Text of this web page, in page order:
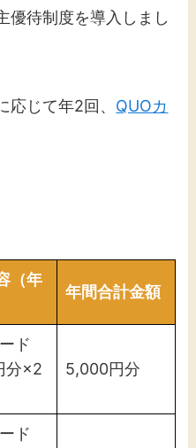
優待制度を導入しまし
応じて年2回、 QUOカ
（年
年間合計金額
ド
分×2
5,000円分
ド